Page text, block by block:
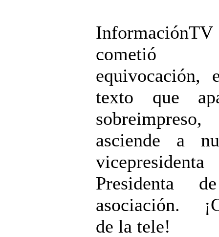
InformaciónTV
cometió
equivocación,
texto que
sobreimpreso,
asciende a
Presidenta
asociación.
de la tele!